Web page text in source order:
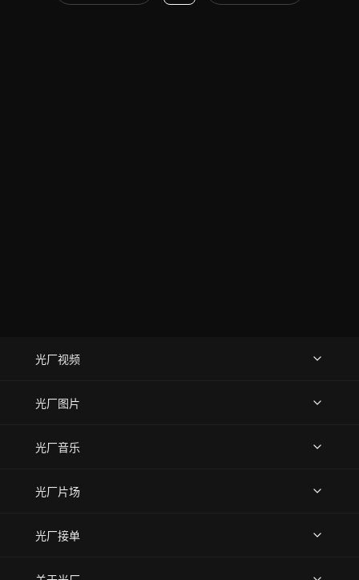
光厂视频
上传视频
光厂图片
上传图片
光厂音乐
热门音乐
光厂片场
上传案例
光厂接单